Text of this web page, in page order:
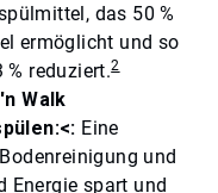
das 50 %
ermöglicht und so
% reduziert.2
Walk
Eine
und
Energie spart und